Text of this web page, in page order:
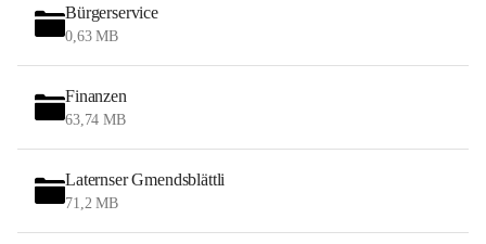
Bürgerservice
0,63 MB
Finanzen
63,74 MB
Laternser Gmendsblättli
71,2 MB